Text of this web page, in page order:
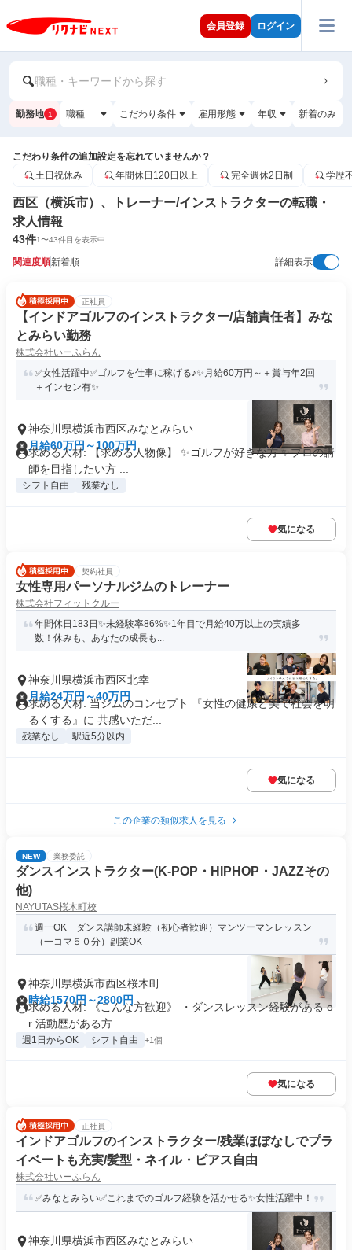
会員登録 ログイン
職種・キーワードから探す
勤務地 1 職種 こだわり条件 雇用形態 年収 新着のみ
こだわり条件の追加設定を忘れていませんか？
土日祝休み
年間休日120日以上 完全週休2日制 学歴
西区（横浜市）、トレーナー/インストラクターの転職・
求人情報
43件1〜43件目を表示中
関連度順新着順 詳細表示
正社員
【インドアゴルフのインストラクター/店舗責任者】みな
とみらい勤務
株式会社いーふらん
✅女性活躍中✅ゴルフを仕事に稼げる♪✨月給60万円～＋賞与年2回
＋インセン有✨
神奈川県横浜市西区みなとみらい
月給60万円～100万円
求める人材: 【求める人物像】 ✨ゴルフが好きな方 ✨プロの講
師を目指したい方 ...
シフト自由 残業なし
気になる
契約社員
女性専用パーソナルジムのトレーナー
株式会社フィットクルー
年間休日183日✨未経験率86%✨1年目で月給40万以上の実績多
数！休みも、あなたの成長も...
神奈川県横浜市西区北幸
月給24万円～40万円
求める人材: 当ジムのコンセプト 『女性の健康と美で社会を明
るくする』に 共感いただ...
残業なし 駅近5分以内
気になる
この企業の類似求人を見る
NEW 業務委託
ダンスインストラクター(K-POP・HIPHOP・JAZZその
他)
NAYUTAS桜木町校
週一OK ダンス講師未経験（初心者歓迎）マンツーマンレッスン
（一コマ５０分）副業OK
神奈川県横浜市西区桜木町
時給1570円～2800円
求める人材: 《こんな方歓迎》 ・ダンスレッスン経験がある o
r 活動歴がある方 ...
週1日からOK シフト自由 +1個
気になる
正社員
インドアゴルフのインストラクター/残業ほぼなしでプラ
イベートも充実/髪型・ネイル・ピアス自由
株式会社いーふらん
✅みなとみらい✅これまでのゴルフ経験を活かせる✨女性活躍中！
神奈川県横浜市西区みなとみらい